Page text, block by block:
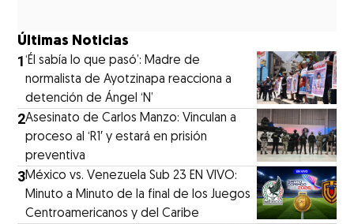
Últimas Noticias
1‘Él sabía lo que pasó’: Madre de
normalista de Ayotzinapa reacciona a
detención de Ángel ‘N’
2Asesinato de Carlos Manzo: Vinculan a
proceso al ‘R1′ y estará en prisión
preventiva
3México vs. Venezuela Sub 23 EN VIVO:
Minuto a Minuto de la final de los Juegos
Centroamericanos y del Caribe